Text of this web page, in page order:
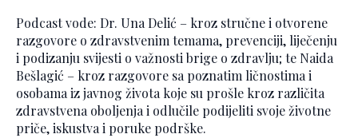
Podcast vode: Dr. Una Delić – kroz stručne i otvorene
razgovore o zdravstvenim temama, prevenciji, liječenju
i podizanju svijesti o važnosti brige o zdravlju; te Naida
Bešlagić – kroz razgovore sa poznatim ličnostima i
osobama iz javnog života koje su prošle kroz različita
zdravstvena oboljenja i odlučile podijeliti svoje životne
priče, iskustva i poruke podrške.